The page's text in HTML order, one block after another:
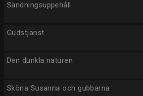
Sändningsuppehåll
Gudstjänst
Den dunkla naturen
Sköna Susanna och gubbarna